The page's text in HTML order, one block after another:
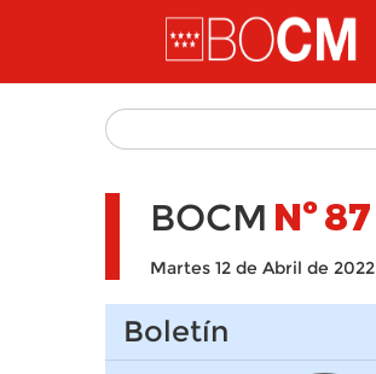
Pasar al contenido principal
BOCM Nº87
Martes 12 de Abril de 2022
Boletín